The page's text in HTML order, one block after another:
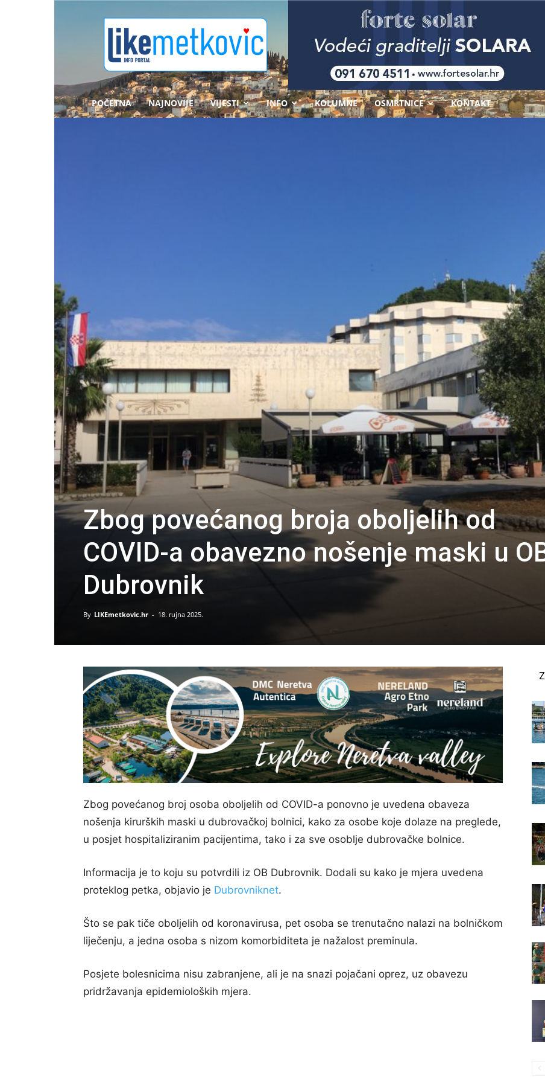
POČETNA NAJNOVIJE VIJESTI INFO KOLUMNE OSMRTNICE KONTAKT
Zbog povećanog broja oboljelih od
COVID-a obavezno nošenje maski u
Dubrovnik
By LIKEmetkovic.hr - 18. rujna 2025.
Zbog povećanog broj osoba oboljelih od COVID-a ponovno je uvedena obaveza
nošenja kirurških maski u dubrovačkoj bolnici, kako za osobe koje dolaze na preglede,
u posjet hospitaliziranim pacijentima, tako i za sve osoblje dubrovačke bolnice.
Informacija je to koju su potvrdili iz OB Dubrovnik. Dodali su kako je mjera uvedena
proteklog petka, objavio je Dubrovniknet.
Što se pak tiče oboljelih od koronavirusa, pet osoba se trenutačno nalazi na bolničkom
liječenju, a jedna osoba s nizom komorbiditeta je nažalost preminula.
Posjete bolesnicima nisu zabranjene, ali je na snazi pojačani oprez, uz obavezu
pridržavanja epidemioloških mjera.